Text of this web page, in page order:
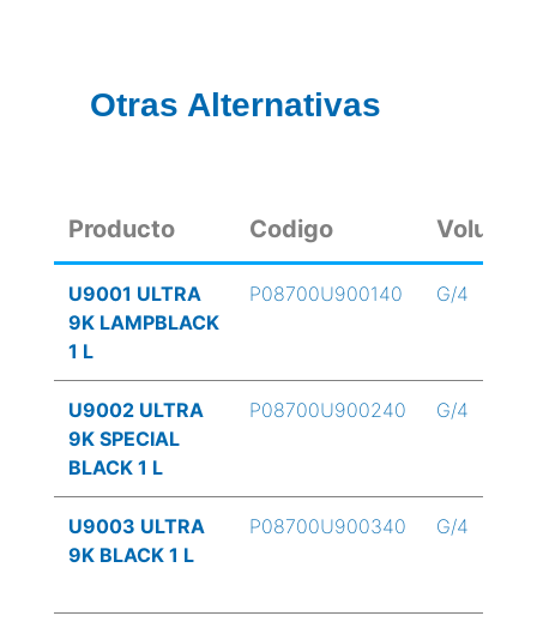
Otras Alternativas
Producto Codigo Volumen
U9001 ULTRA
9K LAMPBLACK
1 L
P08700U900140 G/4
U9002 ULTRA
9K SPECIAL
BLACK 1 L
P08700U900240 G/4
U9003 ULTRA
9K BLACK 1 L
P08700U900340 G/4